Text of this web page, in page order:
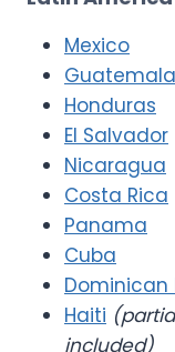
Mexico
Guatemala
Honduras
El Salvador
Nicaragua
Costa Rica
Panama
Cuba
Dominican
Haiti
included)